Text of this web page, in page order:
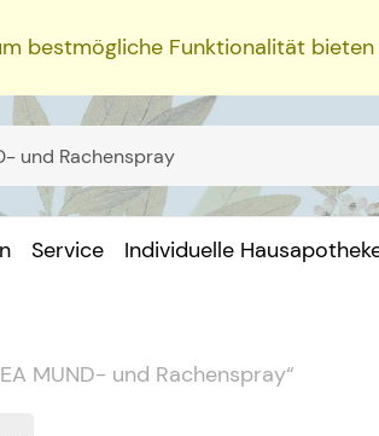
bestmögliche Funktionalität bieten
Service Individuelle
MUND- und Rachenspray“